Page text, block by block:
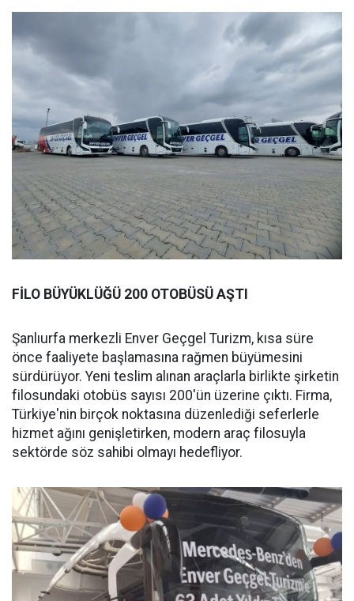
FİLO BÜYÜKLÜĞÜ 200 OTOBÜSÜ AŞTI
Şanlıurfa merkezli Enver Geçgel Turizm, kısa süre
önce faaliyete başlamasına rağmen büyümesini
sürdürüyor. Yeni teslim alınan araçlarla birlikte şirketin
filosundaki otobüs sayısı 200'ün üzerine çıktı. Firma,
Türkiye'nin birçok noktasına düzenlediği seferlerle
hizmet ağını genişletirken, modern araç filosuyla
sektörde söz sahibi olmayı hedefliyor.